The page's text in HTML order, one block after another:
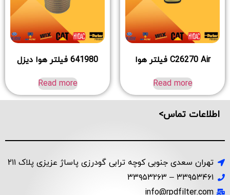
C26270 Air فیلتر هوا
Read more
641980 فیلتر هوا دیزل
Read more
اطلاعات تماس>
تهران سعدی جنوبی کوچه ترابی گودرزی پاساژ عزیزی پلاک ۲۱۱
۳۳۹۵۳۴۶۱ – ۳۳۹۵۳۲۶۳
info@rpdfilter.com